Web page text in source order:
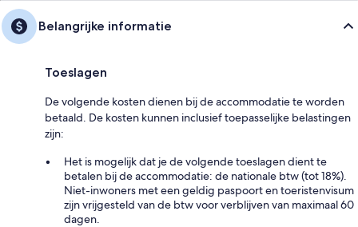
Belangrijke informatie
Toeslagen
De volgende kosten dienen bij de accommodatie te worden
betaald. De kosten kunnen inclusief toepasselijke belastingen
zijn:
Het is mogelijk dat je de volgende toeslagen dient te
betalen bij de accommodatie: de nationale btw (tot 18%).
Niet-inwoners met een geldig paspoort en toeristenvisum
zijn vrijgesteld van de btw voor verblijven van maximaal 60
dagen.